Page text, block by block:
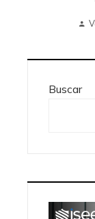
Buscar